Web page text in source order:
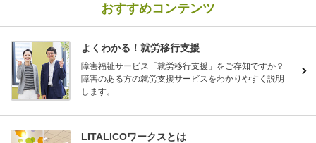
おすすめコンテンツ
よくわかる！就労移行支援
障害福祉サービス「就労移行支援」をご存知ですか？
障害のある方の就労支援サービスをわかりやすく説明
します。
LITALICOワークスとは